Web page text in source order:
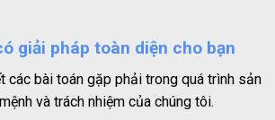
giải pháp toàn diện cho bạn
các bài toán gặp phải trong quá trình sản
và trách nhiệm của chúng tôi.